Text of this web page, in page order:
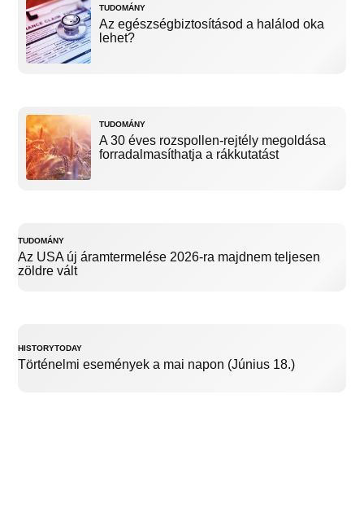
TUDOMÁNY
Az egészségbiztosításod a halálod oka
lehet?
TUDOMÁNY
A 30 éves rozspollen-rejtély megoldása
forradalmasíthatja a rákkutatást
TUDOMÁNY
Az USA új áramtermelése 2026-ra majdnem teljesen
zöldre vált
HISTORYTODAY
Történelmi események a mai napon (Június 18.)